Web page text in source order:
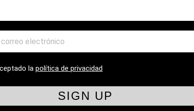
la política de privacidad